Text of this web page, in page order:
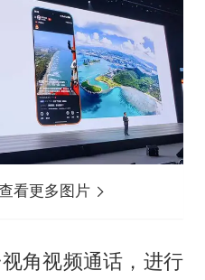
看更多图片
角视频通话，进行